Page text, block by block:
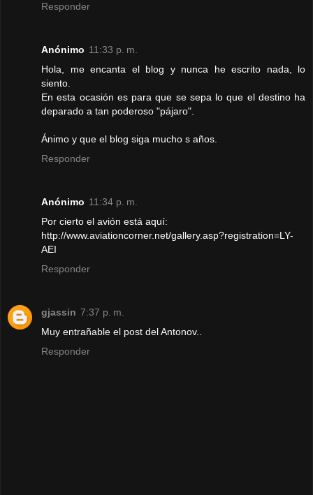
Responder
Anónimo 11:33 p. m.
Hola, me encanta el blog y nunca he escrito nada, lo
siento.
En esta ocasión es para que se sepa lo que el destino ha
deparado a tan poderoso "pájaro".
Ánimo y que el blog siga mucho s años.
Responder
Anónimo 11:34 p. m.
Por cierto el avión está aquí:
http://www.aviationcorner.net/gallery.asp?registration=LY-
AEI
Responder
gjassin 7:37 p. m.
Muy entrañable el post del Antonov..
Responder